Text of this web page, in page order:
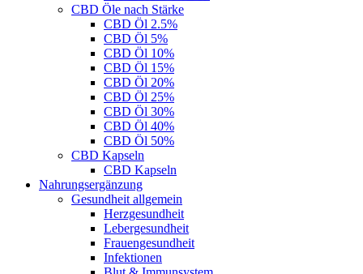
CBD Öle nach Stärke
CBD Öl 2.5%
CBD Öl 5%
CBD Öl 10%
CBD Öl 15%
CBD Öl 20%
CBD Öl 25%
CBD Öl 30%
CBD Öl 40%
CBD Öl 50%
CBD Kapseln
CBD Kapseln
Nahrungsergänzung
Gesundheit allgemein
Herzgesundheit
Lebergesundheit
Frauengesundheit
Infektionen